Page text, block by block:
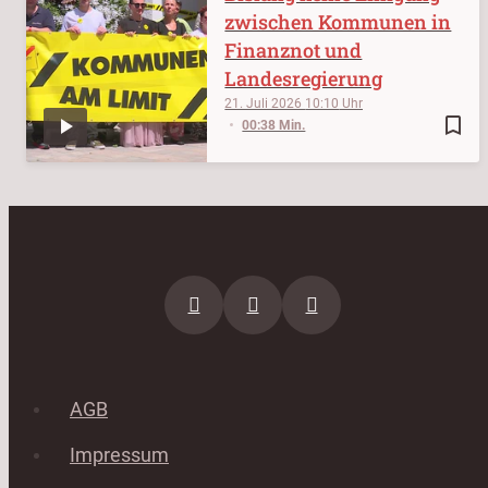
bookmark_border
21. Juli 2026 10:10
00:38 Min.
zwischen Kommunen in
Finanznot und
Landesregierung
AGB
Impressum